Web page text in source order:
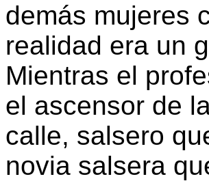
demás mujeres
realidad era un
Mientras el
el ascensor de
calle, salsero
novia salsera